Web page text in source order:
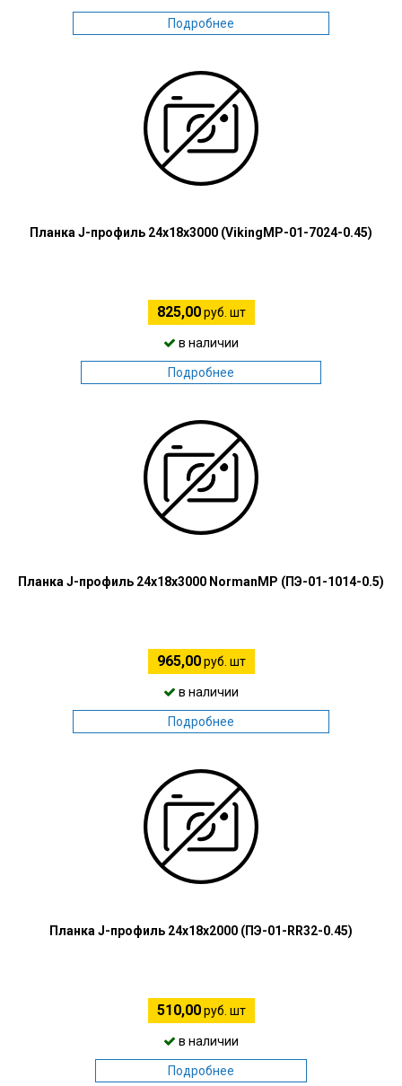
Подробнее
Планка J-профиль 24х18х3000 (VikingMP-01-7024-0.45)
825,00руб. шт
в наличии
Подробнее
Планка J-профиль 24х18х3000 NormanMP (ПЭ-01-1014-0.5)
965,00руб. шт
в наличии
Подробнее
Планка J-профиль 24х18х2000 (ПЭ-01-RR32-0.45)
510,00руб. шт
в наличии
Подробнее